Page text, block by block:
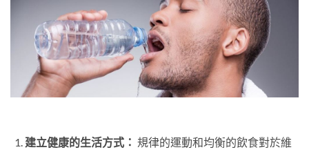
建立健康的生活方式： 規律的運動和均衡的飲食對於維